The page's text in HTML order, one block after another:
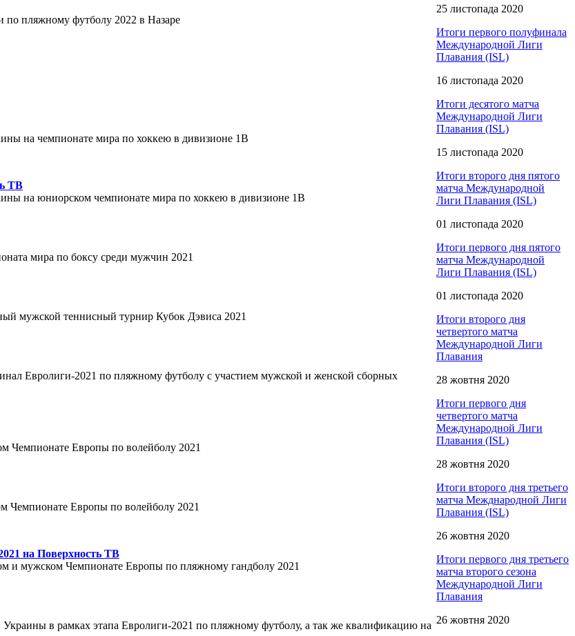
по пляжному футболу 2022 в Назаре
на чемпионате мира по хоккею в дивизионе 1B
ТВ
на юниорском чемпионате мира по хоккею в дивизионе 1B
мира по боксу среди мужчин 2021
мужской теннисный турнир Кубок Дэвиса 2021
Евролиги-2021 по пляжному футболу с участием мужской и женской сборных
Чемпионате Европы по волейболу 2021
Чемпионате Европы по волейболу 2021
на Поверхность ТВ
и мужском Чемпионате Европы по пляжному гандболу 2021
в рамках этапа Евролиги-2021 по пляжному футболу, а так же квалификацию на
25 листопада 2020
Итоги первого полуфинала
Международной Лиги
Плавания (ISL)
16 листопада 2020
Итоги десятого матча
Международной Лиги
Плавания (ISL)
15 листопада 2020
Итоги второго дня пятого
матча Международной
Лиги Плавания (ISL)
01 листопада 2020
Итоги первого дня пятого
матча Международной
Лиги Плавания (ISL)
01 листопада 2020
Итоги второго дня
четвертого матча
Международной Лиги
Плавания
28 жовтня 2020
Итоги первого дня
чeтвертого матча
Международной Лиги
Плавания (ISL)
28 жовтня 2020
Итоги второго дня третьего
матча Межднародной Лиги
Плавания (ISL)
26 жовтня 2020
Итоги первого дня третьего
матча второго сезона
Международной Лиги
Плавания
26 жовтня 2020